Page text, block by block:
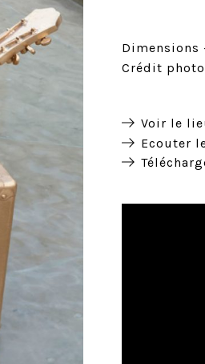
Dimensions
Crédit photo
Voir le
Ecouter